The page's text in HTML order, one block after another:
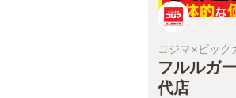
コジマ×ビック
フルルガ
代店